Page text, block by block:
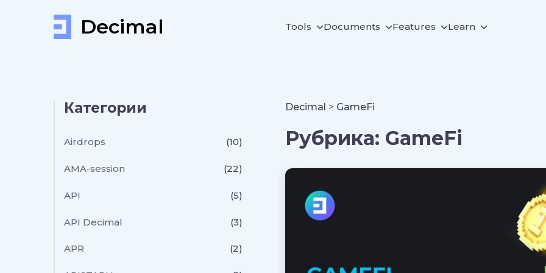
Decimal Tools Documents Features Learn
Категории
Airdrops (10)
AMA-session (22)
API (5)
API Decimal (3)
APR (2)
Decimal > GameFi
Рубрика: GameFi